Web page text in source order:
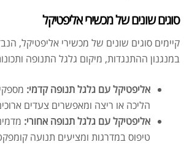
סוגים שונים של מכשירי אליפטיקל
קיימים סוגים שונים של מכשירי אליפטיקל,
במנגנון ההתנגדות, מיקום גלגל התנופה
אליפטיקל עם גלגל תנופה קדמי:
הליכה או ריצה ומאפשרים צעדים
אליפטיקל עם גלגל תנופה אחורי:
טיפוס במדרגות ומציעים תנועה